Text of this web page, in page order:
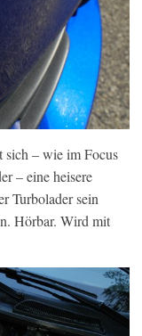
sich – wie im Focus
– eine heisere
Turbolader sein
Hörbar. Wird mit